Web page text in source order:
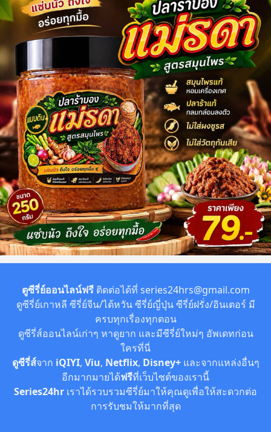
ตูซีรี่ย์ออนไลน์ฟรีติดต่อได้ที่ series24hrs@gmail.com
ดูซีรี่ย์เกาหลี ซีรี่ย์จีน/ไต้หวัน ซีรี่ย์ญี่ปุ่น ซีรี่ย์ฝรั่ง/อินเตอร์ มี
ครบทุกเรื่องทุกตอน
ดูซีรี่ส์ออนไลน์เก่าๆ หาดูยาก และมีซีรี่ย์ใหม่ๆ อัพเดทก่อน
ใครที่นี่
ดูซีรี่ส์จาก iQIYI, Viu, Netflix, Disney+ และจากแหล่งอื่นๆ
อีกมากมายได้ฟรีที่เว็บไซต์ของเรานี้
Series24hr เราได้รวบรวมซีรี่ย์มาให้คุณดูเพื่อให้สะดวกต่อ
การรับชมให้มากที่สุด